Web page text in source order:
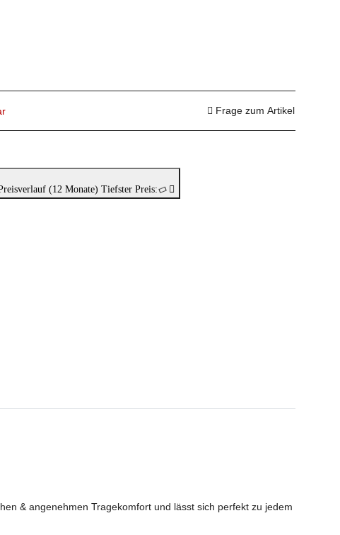
Frage zum Artikel
(12 Monate) Tiefster Preis:
& angenehmen Tragekomfort und lässt sich perfekt zu jedem